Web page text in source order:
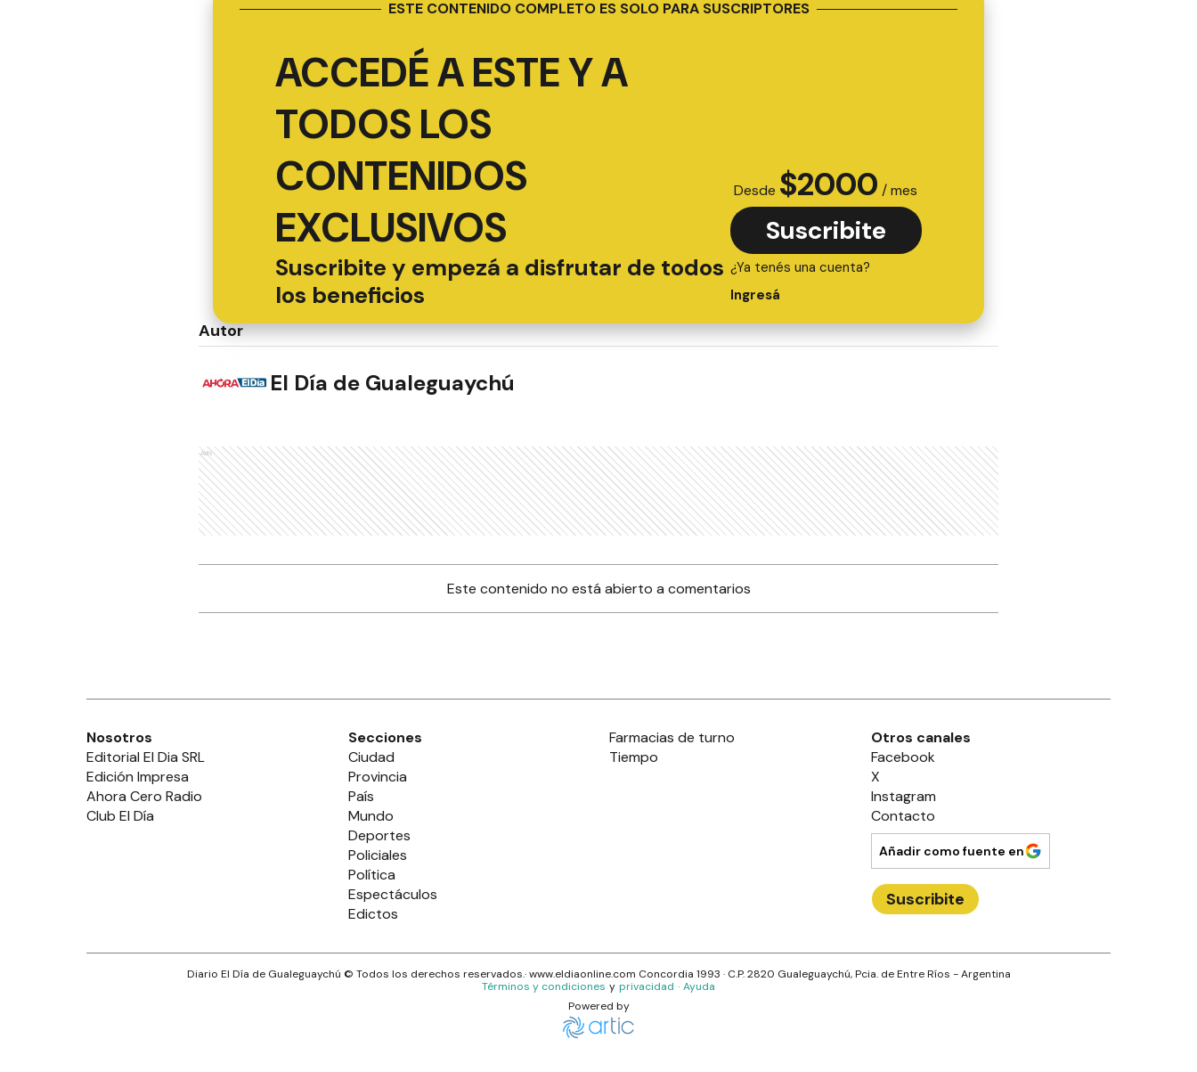
ESTE CONTENIDO COMPLETO ES SOLO PARA SUSCRIPTORES
ACCEDÉ A ESTE Y A
TODOS LOS
CONTENIDOS
EXCLUSIVOS
Suscribite y empezá a disfrutar de todos
los beneficios
Desde $2000 / mes
Suscribite
¿Ya tenés una cuenta?
Ingresá
Autor
El Día de Gualeguaychú
Ads
Este contenido no está abierto a comentarios
Nosotros
Editorial El Dia SRL
Edición Impresa
Ahora Cero Radio
Club El Día
Secciones
Ciudad
Provincia
País
Mundo
Deportes
Policiales
Política
Espectáculos
Edictos
Farmacias de turno
Tiempo
Otros canales
Facebook
X
Instagram
Contacto
Añadir como fuente en
Suscribite
Diario El Día de Gualeguaychú © Todos los derechos reservados.· www.eldiaonline.com Concordia 1993 · C.P.2820 Gualeguaychú, Pcia. de Entre Ríos - Argentina
Términos y condiciones y privacidad · Ayuda
Powered by